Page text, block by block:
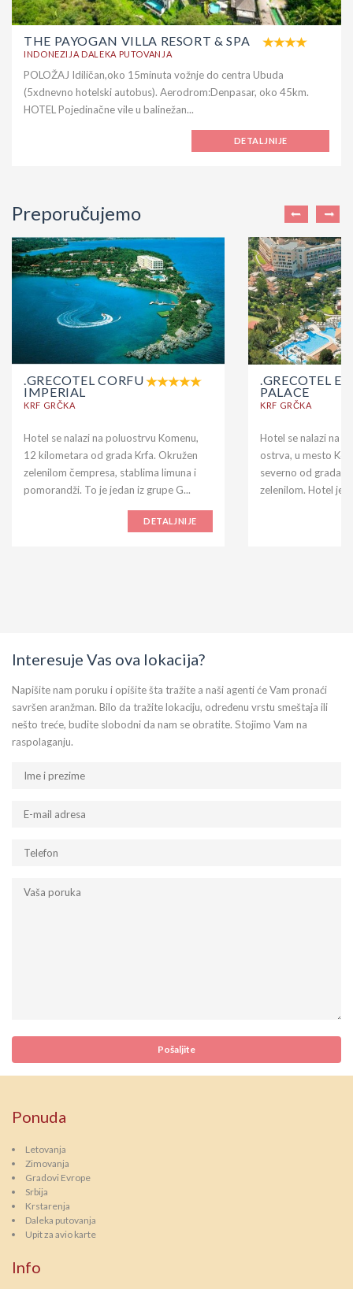
THE PAYOGAN VILLA RESORT & SPA
INDONEZIJA DALEKA PUTOVANJA
POLOŽAJ Idiličan,oko 15minuta vožnje do centra Ubuda
(5xdnevno hotelski autobus). Aerodrom:Denpasar, oko 45km.
HOTEL Pojedinačne vile u balinežan...
DETALJNIJE
Preporučujemo
.GRECOTEL CORFU
IMPERIAL
KRF GRČKA
Hotel se nalazi na poluostrvu Komenu,
12 kilometara od grada Krfa. Okružen
zelenilom čempresa, stablima limuna i
pomorandži. To je jedan iz grupe G...
DETALJNIJE
.GRECOTEL
PALACE
KRF GRČKA
Hotel se nalazi na
ostrva, u mesto
severno od grada
zelenilom. Hotel je
Interesuje Vas ova lokacija?
Napišite nam poruku i opišite šta tražite a naši agenti će Vam pronaći
savršen aranžman. Bilo da tražite lokaciju, određenu vrstu smeštaja ili
nešto treće, budite slobodni da nam se obratite. Stojimo Vam na
raspolaganju.
Ponuda
Letovanja
Zimovanja
Gradovi Evrope
Srbija
Krstarenja
Daleka putovanja
Upit za avio karte
Info